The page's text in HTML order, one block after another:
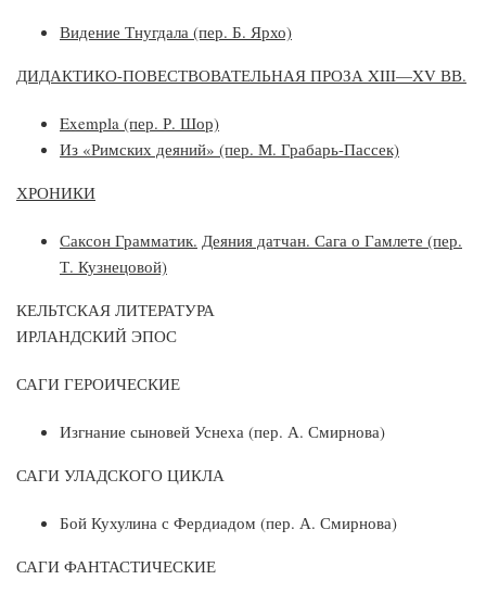
Видение Тнугдала (пер. Б. Ярхо)
ДИДАКТИКО-ПОВЕСТВОВАТЕЛЬНАЯ ПРОЗА XIII—XV ВВ.
Exempla (пер. Р. Шор)
Из «Римских деяний» (пер. М. Грабарь-Пассек)
ХРОНИКИ
Саксон Грамматик. Деяния датчан. Сага о Гамлете (пер.
Т. Кузнецовой)
КЕЛЬТСКАЯ ЛИТЕРАТУРА
ИРЛАНДСКИЙ ЭПОС
САГИ ГЕРОИЧЕСКИЕ
Изгнание сыновей Уснеха (пер. А. Смирнова)
САГИ УЛАДСКОГО ЦИКЛА
Бой Кухулина с Фердиадом (пер. А. Смирнова)
САГИ ФАНТАСТИЧЕСКИЕ